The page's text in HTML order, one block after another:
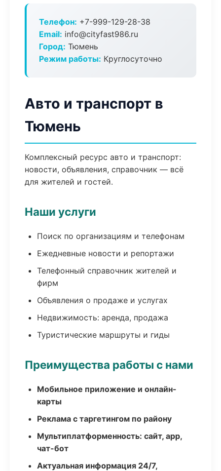
Телефон: +7-999-129-28-38
Email: info@cityfast986.ru
Город: Тюмень
Режим работы: Круглосуточно
Авто и транспорт в
Тюмень
Комплексный ресурс авто и транспорт:
новости, объявления, справочник — всё
для жителей и гостей.
Наши услуги
Поиск по организациям и телефонам
Ежедневные новости и репортажи
Телефонный справочник жителей и
фирм
Объявления о продаже и услугах
Недвижимость: аренда, продажа
Туристические маршруты и гиды
Преимущества работы с нами
Мобильное приложение и онлайн-
карты
Реклама с таргетингом по району
Мультиплатформенность: сайт, app,
чат-бот
Актуальная информация 24/7,